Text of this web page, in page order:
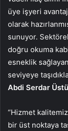
üye işyeri
olarak
sunuyor.
doğru okuma
esneklik
seviyeye
Abdi Serdar
“Hizmet
bir üst noktaya